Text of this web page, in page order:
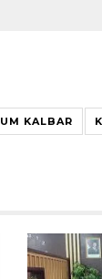
KALBAR